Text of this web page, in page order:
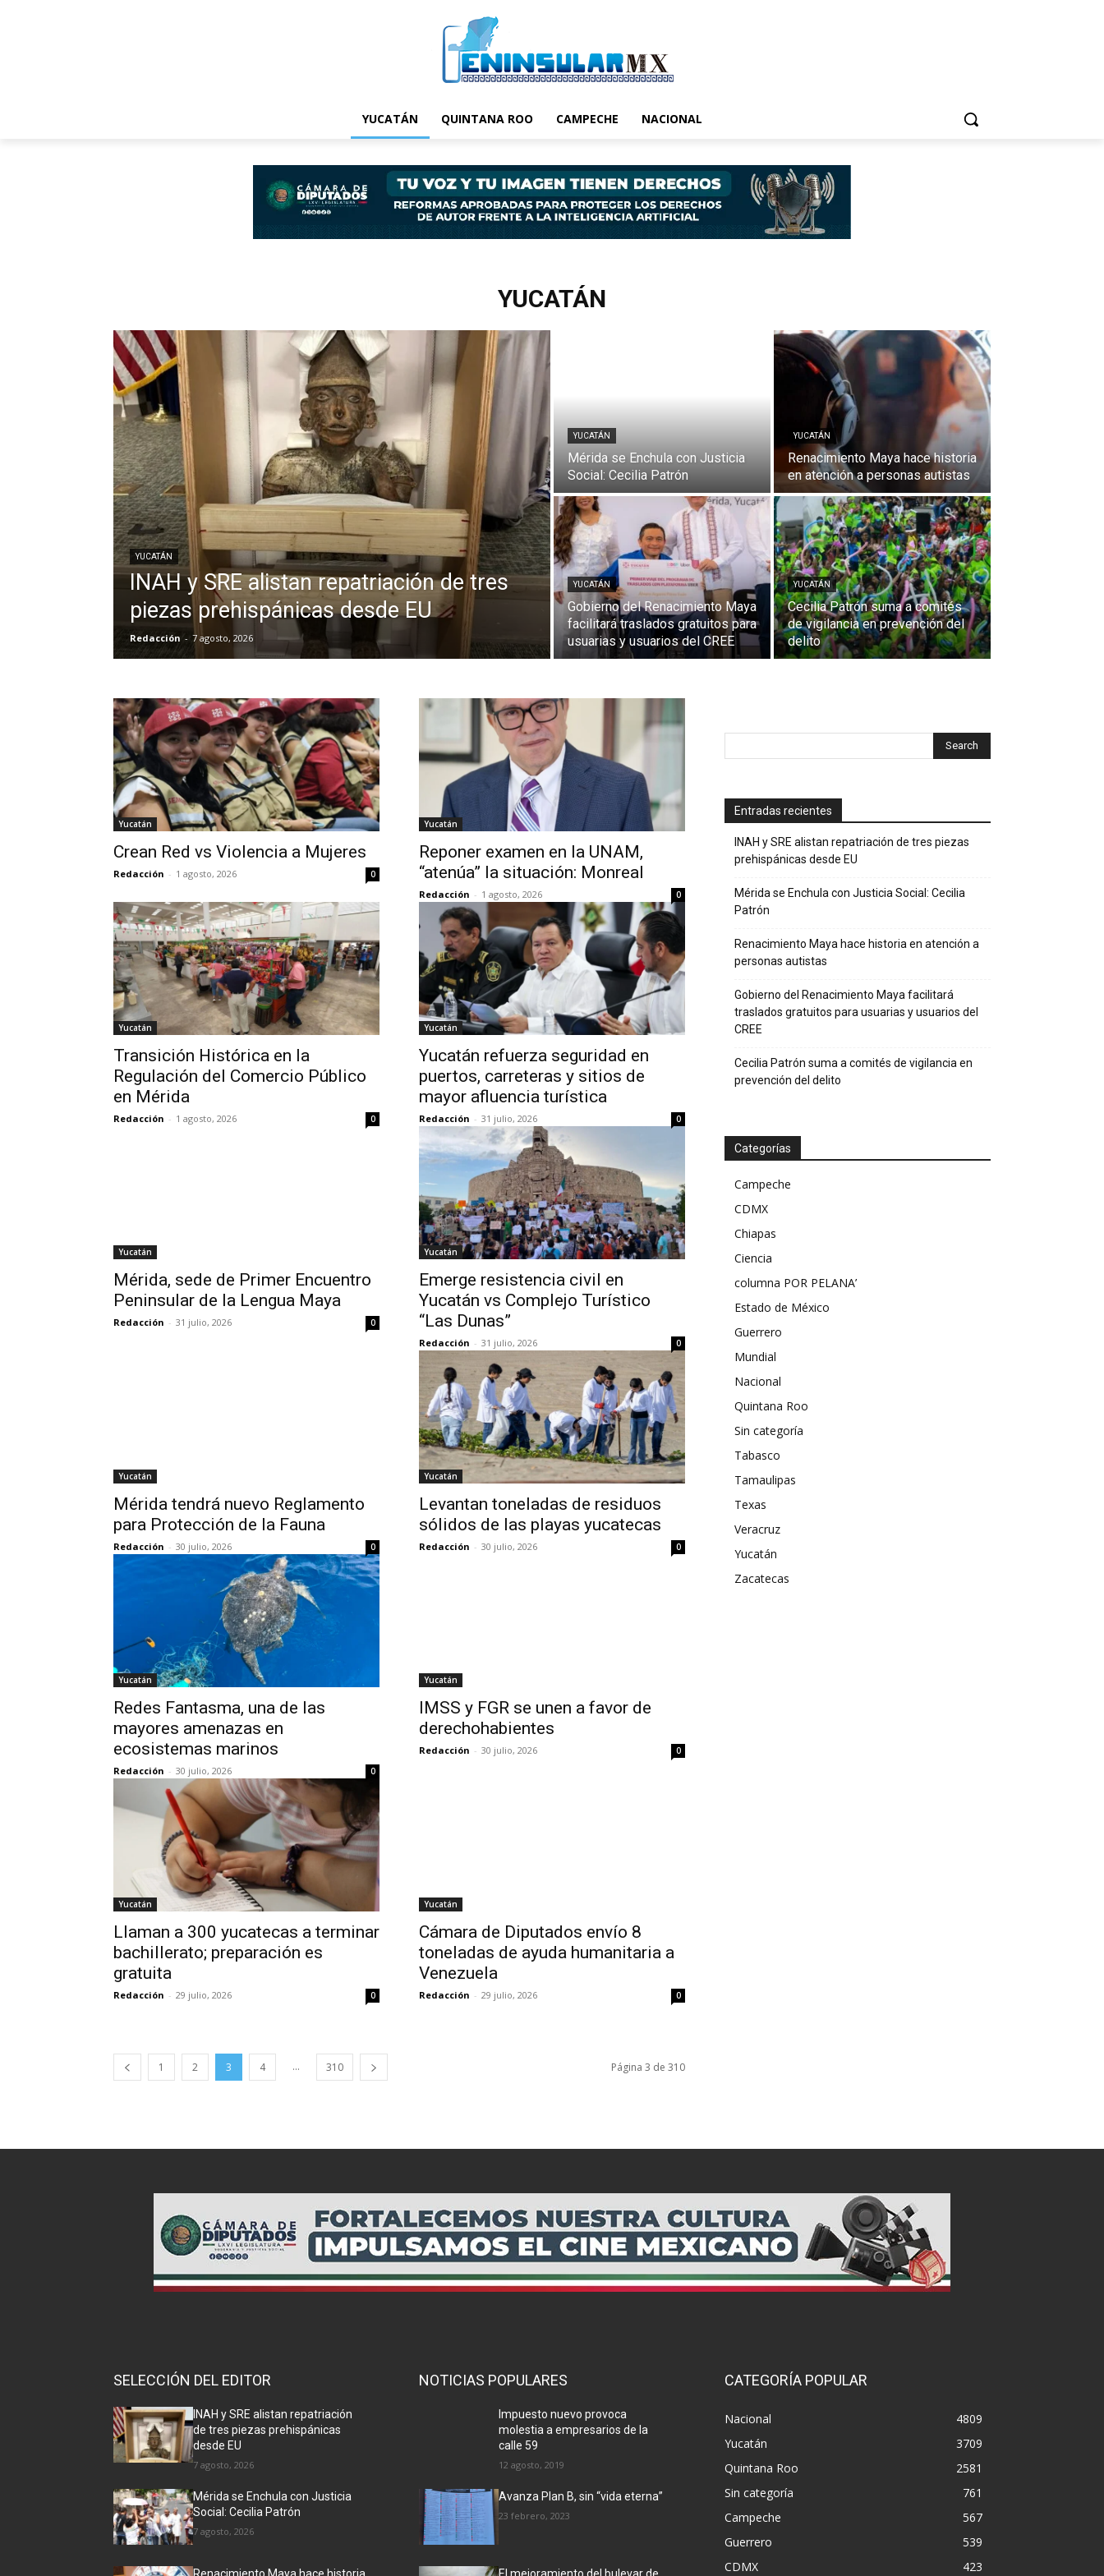
YUCATÁN QUINTANA ROO CAMPECHE NACIONAL
YUCATÁN
YUCATÁN
INAH y SRE alistan repatriación de tres
piezas prehispánicas desde EU
Redacción - 7 agosto, 2026
YUCATÁN
Mérida se Enchula con Justicia
Social: Cecilia Patrón
YUCATÁN
Renacimiento Maya hace historia
en atención a personas autistas
YUCATÁN
Gobierno del Renacimiento Maya
facilitará traslados gratuitos para
usuarias y usuarios del CREE
YUCATÁN
Cecilia Patrón suma a comités
de vigilancia en prevención del
delito
Yucatán
Crean Red vs Violencia a Mujeres
Redacción - 1 agosto, 2026 0
Yucatán
Reponer examen en la UNAM,
“atenúa” la situación: Monreal
Redacción - 1 agosto, 2026 0
Yucatán
Transición Histórica en la
Regulación del Comercio Público
en Mérida
Redacción - 1 agosto, 2026 0
Yucatán
Yucatán refuerza seguridad en
puertos, carreteras y sitios de
mayor afluencia turística
Redacción - 31 julio, 2026 0
Yucatán
Mérida, sede de Primer Encuentro
Peninsular de la Lengua Maya
Redacción - 31 julio, 2026 0
Yucatán
Emerge resistencia civil en
Yucatán vs Complejo Turístico
“Las Dunas”
Redacción - 31 julio, 2026 0
Yucatán
Mérida tendrá nuevo Reglamento
para Protección de la Fauna
Redacción - 30 julio, 2026 0
Yucatán
Levantan toneladas de residuos
sólidos de las playas yucatecas
Redacción - 30 julio, 2026 0
Yucatán
Redes Fantasma, una de las
mayores amenazas en
ecosistemas marinos
Redacción - 30 julio, 2026 0
Yucatán
IMSS y FGR se unen a favor de
derechohabientes
Redacción - 30 julio, 2026 0
Yucatán
Llaman a 300 yucatecas a terminar
bachillerato; preparación es
gratuita
Redacción - 29 julio, 2026 0
Yucatán
Cámara de Diputados envío 8
toneladas de ayuda humanitaria a
Venezuela
Redacción - 29 julio, 2026 0
1 2 3 4 ... 310 Página 3 de 310
Entradas recientes
INAH y SRE alistan repatriación de tres piezas
prehispánicas desde EU
Mérida se Enchula con Justicia Social: Cecilia
Patrón
Renacimiento Maya hace historia en atención a
personas autistas
Gobierno del Renacimiento Maya facilitará
traslados gratuitos para usuarias y usuarios del
CREE
Cecilia Patrón suma a comités de vigilancia en
prevención del delito
Categorías
Campeche
CDMX
Chiapas
Ciencia
columna POR PELANA’
Estado de México
Guerrero
Mundial
Nacional
Quintana Roo
Sin categoría
Tabasco
Tamaulipas
Texas
Veracruz
Yucatán
Zacatecas
SELECCIÓN DEL EDITOR
INAH y SRE alistan repatriación
de tres piezas prehispánicas
desde EU
7 agosto, 2026
Mérida se Enchula con Justicia
Social: Cecilia Patrón
7 agosto, 2026
NOTICIAS POPULARES
Impuesto nuevo provoca
molestia a empresarios de la
calle 59
12 agosto, 2019
Avanza Plan B, sin “vida eterna”
23 febrero, 2023
CATEGORÍA POPULAR
Nacional
4809
Yucatán
3709
Quintana Roo
2581
Sin categoría
761
Campeche
567
Guerrero
539
CDMX
423